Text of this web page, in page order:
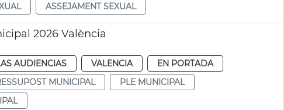
ASSEJAMENT SEXUAL
2026 València
AUDIENCIAS VALENCIA
EN PORTADA
MUNICIPAL
PLE MUNICIPAL